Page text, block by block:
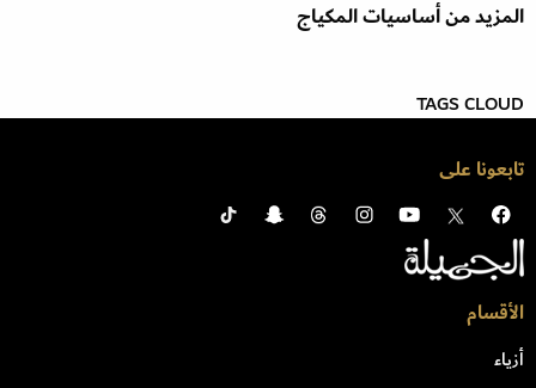
المزيد من أساسيات المكياج
TAGS CLOUD
تابعونا على
الأقسام
أزياء